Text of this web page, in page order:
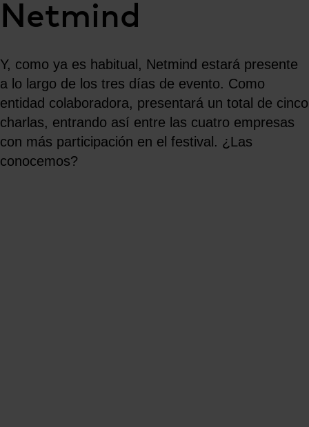
Netmind
Y, como ya es habitual, Netmind estará presente
a lo largo de los tres días de evento. Como
entidad colaboradora, presentará un total de cinco
charlas, entrando así entre las cuatro empresas
con más participación en el festival. ¿Las
conocemos?